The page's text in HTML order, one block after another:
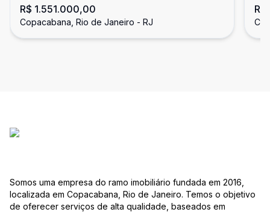
Entre Copacabana e Ipanema
R$ 1.551.000,00
Copacabana, Rio de Janeiro - RJ
Somos uma empresa do ramo imobiliário fundada em 2016,
localizada em Copacabana, Rio de Janeiro. Temos o objetivo
de oferecer serviços de alta qualidade, baseados em